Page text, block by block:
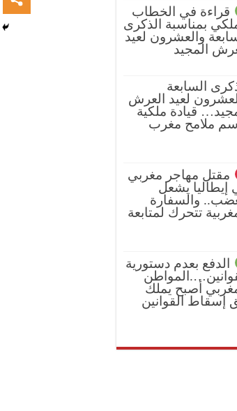
قراءة في الخطاب
بمناسبة الذكرى
والعشرون لعيد
المجيد
السابعة
لعيد العرش
قيادة ملكية
ملامح مغرب
مقتل مهاجر مغربي
إيطاليا يشعل
والسفارة
تتحرك لمتابعة
الدفع بعدم دستورية
أصبح يملك
إسقاط القوانين